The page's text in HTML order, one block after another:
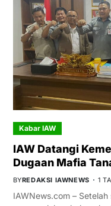
Kabar IAW
IAW Datangi
Dugaan Mafia
BYREDAKSI IAWNEWS 1
IAWNews.com –